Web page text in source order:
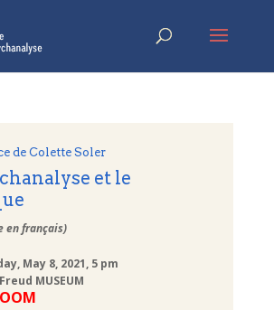
de Colette Soler
et le
en français)
May 8, 2021, 5 pm
MUSEUM